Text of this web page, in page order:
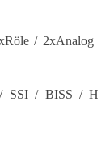
/ 2xAnalog
/ BISS /